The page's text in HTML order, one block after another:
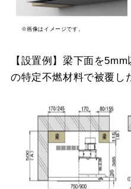
※画像はイメージです。
【設置例】梁下面を
の特定不燃材料で被覆し